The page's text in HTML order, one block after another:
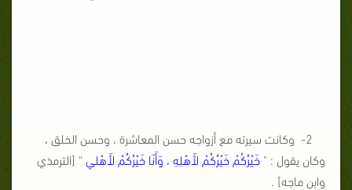
2- وكانت سيرته مع أزواجه حسن المعاشرة ، وحسن الخلق ،
وكان يقول : " خَيْرُكُمْ خَيْرُكُمْ لأَهْلِهِ ، وَأَنَا خَيْرُكُمْ لأَهْلي " [الترمذي
وابن ماجه] .